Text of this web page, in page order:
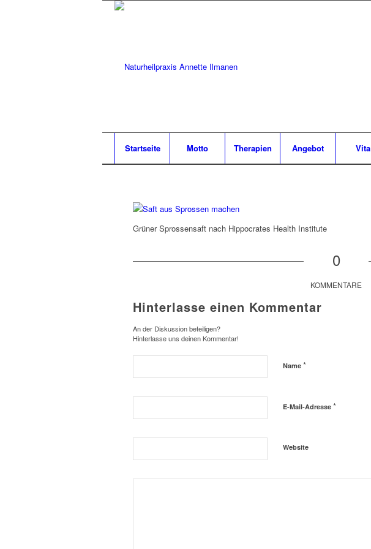
Startseite Motto Therapien Angebot Vita
Grüner Sprossensaft nach Hippocrates Health Institute
0
KOMMENTARE
Hinterlasse einen Kommentar
An der Diskussion beteiligen?
Hinterlasse uns deinen Kommentar!
Name *
E-Mail-Adresse *
Website